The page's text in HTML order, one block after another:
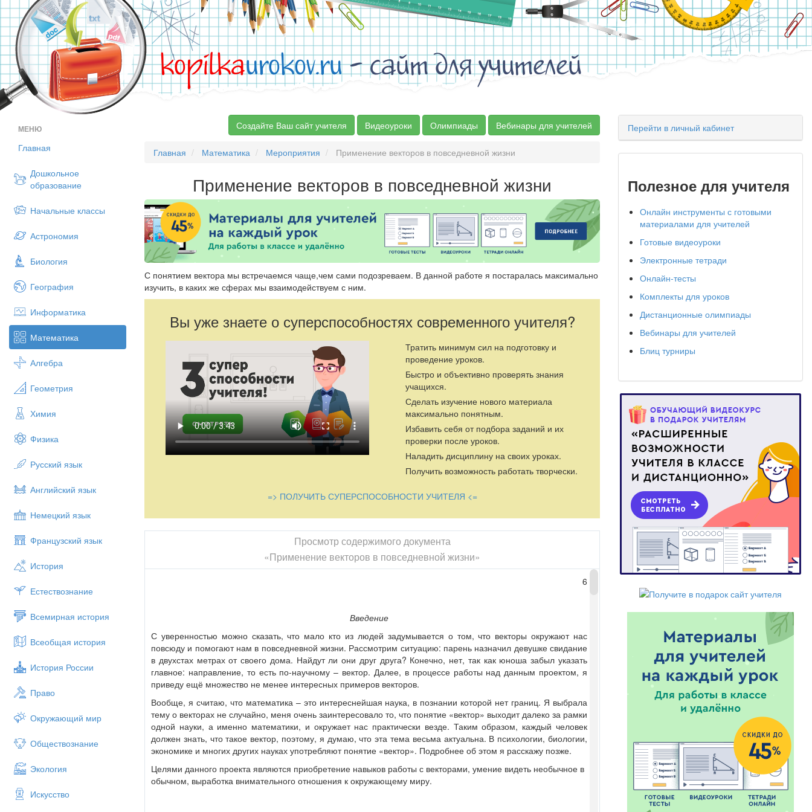
kopilkaurokov.ru- сайт для учителей
МЕНЮ
Главная
Дошкольное
образование
Начальные классы
Астрономия
Биология
География
Информатика
Математика
Алгебра
Геометрия
Химия
Физика
Русский язык
Английский язык
Немецкий язык
Французский язык
История
Естествознание
Всемирная история
Всеобщая история
История России
Право
Окружающий мир
Обществознание
Экология
Искусство
Создайте Ваш сайт учителя Видеоуроки Олимпиады Вебинары для учителей
Главная Математика Мероприятия Применение векторов в повседневной жизни
Применение векторов в повседневной жизни
С понятием вектора мы встречаемся чаще,чем сами подозреваем. В данной работе я постаралась максимально
изучить, в каких же сферах мы взаимодействуем с ним.
Вы уже знаете о суперспособностях современного учителя?
Тратить минимум сил на подготовку и
проведение уроков.
Быстро и объективно проверять знания
учащихся.
Сделать изучение нового материала
максимально понятным.
Избавить себя от подбора заданий и их
проверки после уроков.
Наладить дисциплину на своих уроках.
Получить возможность работать творчески.
=> ПОЛУЧИТЬ СУПЕРСПОСОБНОСТИ УЧИТЕЛЯ <=
Просмотр содержимого документа
«Применение векторов в повседневной жизни»
6
Введение
С уверенностью можно сказать, что мало кто из людей задумывается о том, что векторы окружают нас
повсюду и помогают нам в повседневной жизни. Рассмотрим ситуацию: парень назначил девушке свидание
в двухстах метрах от своего дома. Найдут ли они друг друга? Конечно, нет, так как юноша забыл указать
главное: направление, то есть по-научному – вектор. Далее, в процессе работы над данным проектом, я
приведу ещё множество не менее интересных примеров векторов.
Вообще, я считаю, что математика – это интереснейшая наука, в познании которой нет границ. Я выбрала
тему о векторах не случайно, меня очень заинтересовало то, что понятие «вектор» выходит далеко за рамки
одной науки, а именно математики, и окружает нас практически везде. Таким образом, каждый человек
должен знать, что такое вектор, поэтому, я думаю, что эта тема весьма актуальна. В психологии, биологии,
экономике и многих других науках употребляют понятие «вектор». Подробнее об этом я расскажу позже.
Целями данного проекта являются приобретение навыков работы с векторами, умение видеть необычное в
обычном, выработка внимательного отношения к окружающему миру.
Перейти в личный кабинет
Полезное для учителя
Онлайн инструменты с готовыми
материалами для учителей
Готовые видеоуроки
Электронные тетради
Онлайн-тесты
Комплекты для уроков
Дистанционные олимпиады
Вебинары для учителей
Блиц турниры